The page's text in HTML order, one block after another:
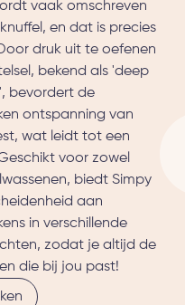
vaak omschreven
en dat is precies
druk uit te oefenen
bekend als 'deep
bevordert de
ontspanning van
wat leidt tot een
voor zowel
biedt Simpy
aan
in verschillende
zodat je altijd de
die bij jou past!